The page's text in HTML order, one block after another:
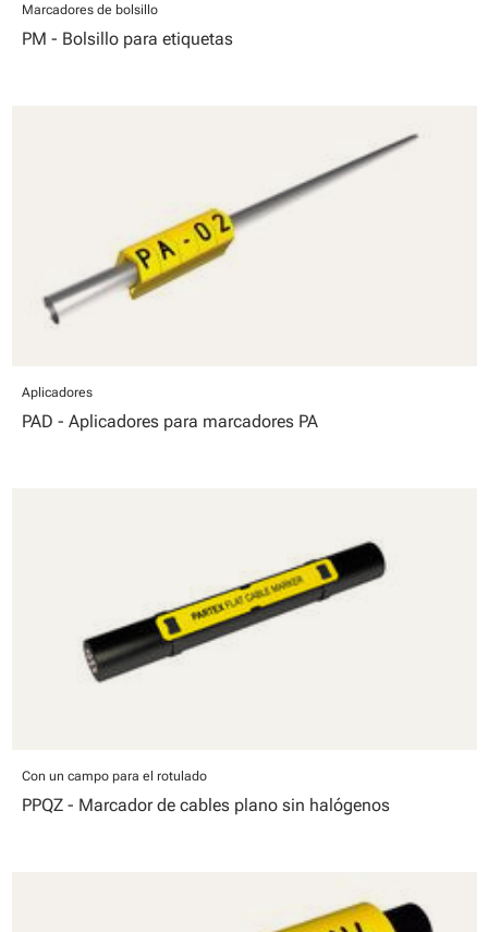
Marcadores de bolsillo
PM - Bolsillo para etiquetas
Aplicadores
PAD - Aplicadores para marcadores PA
Con un campo para el rotulado
PPQZ - Marcador de cables plano sin halógenos